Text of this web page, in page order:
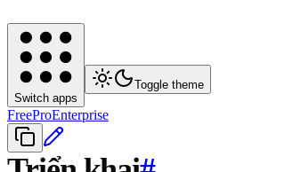
Switch apps
Toggle theme
FreeProEnterprise